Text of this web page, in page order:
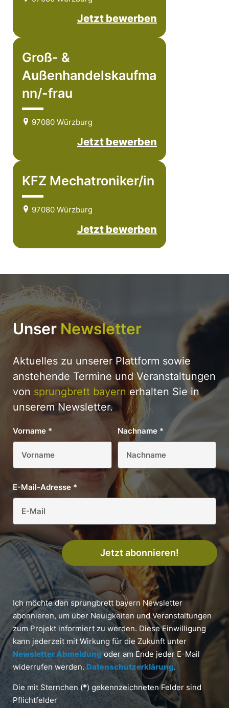
Jetzt bewerben
Groß- &
Außenhandelskaufma
nn/-frau
97080 Würzburg
Jetzt bewerben
KFZ Mechatroniker/in
97080 Würzburg
Jetzt bewerben
Unser Newsletter
Aktuelles zu unserer Plattform sowie
anstehende Termine und Veranstaltungen
von sprungbrett bayernerhalten Sie in
unserem Newsletter.
Vorname * Nachname *
E-Mail-Adresse *
Jetzt abonnieren!
Ich möchte den sprungbrett bayern Newsletter
abonnieren, um über Neuigkeiten und Veranstaltungen
zum Projekt informiert zu werden. Diese Einwilligung
kann jederzeit mit Wirkung für die Zukunft unter
Newsletter Abmeldung oder am Ende jeder E-Mail
widerrufen werden. Datenschutzerklärung.
Die mit Sternchen (*) gekennzeichneten Felder sind
Pflichtfelder